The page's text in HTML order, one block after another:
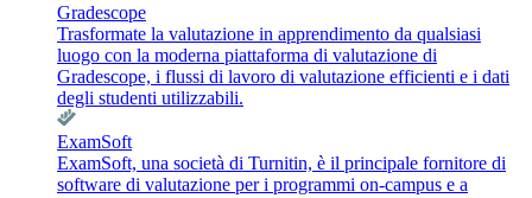
Gradescope
Trasformate la valutazione in apprendimento da qualsiasi
luogo con la moderna piattaforma di valutazione di
Gradescope, i flussi di lavoro di valutazione efficienti e i dati
degli studenti utilizzabili.
ExamSoft
ExamSoft, una società di Turnitin, è il principale fornitore di
software di valutazione per i programmi on-campus e a